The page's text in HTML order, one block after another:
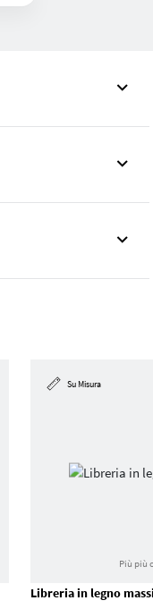
Su Misura
Più più
Libreria in legno